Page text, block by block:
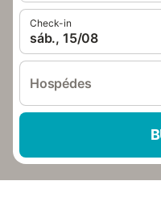
Check-in
sáb., 15/08
Hospédes